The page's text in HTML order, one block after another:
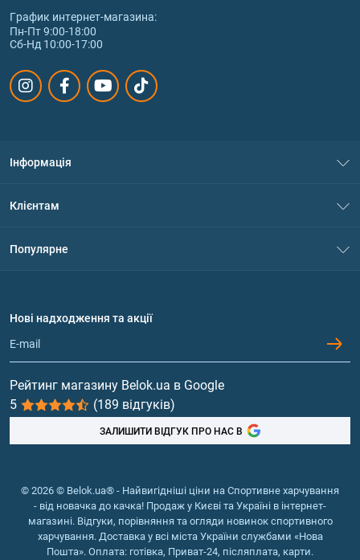
График интернет‑магазина:
Пн-Пт 9:00-18:00
Сб-Нд 10:00-17:00
Інформація
Політика конфіденційності
Обмін та повернення
Клієнтам
Популярне
Протеїн
Гейнери
Вітаміни та мінерали
Риб'ячий жир, жирні кислоти
Нові надходження та акції
Рейтинг магазину Belok.ua в Google
5
(189 відгуків)
ЗАЛИШИТИ ВІДГУК ПРО НАС В
© 2026 © Belok.ua® - Найвигідніші ціни на Спортивне харчування
- від новачка до качка! Продаж у Києві та Україні в інтернет-
магазині. Відгуки, порівняння та огляди новинок спортивного
харчування. Доставка у всі міста України службами «Нова
Пошта». Оплата: готівка, Приват-24, післяплата, карти.